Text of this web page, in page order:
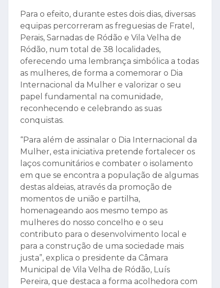
Para o efeito, durante estes dois dias, diversas
equipas percorreram as freguesias de Fratel,
Perais, Sarnadas de Ródão e Vila Velha de
Ródão, num total de 38 localidades,
oferecendo uma lembrança simbólica a todas
as mulheres, de forma a comemorar o Dia
Internacional da Mulher e valorizar o seu
papel fundamental na comunidade,
reconhecendo e celebrando as suas
conquistas.
“Para além de assinalar o Dia Internacional da
Mulher, esta iniciativa pretende fortalecer os
laços comunitários e combater o isolamento
em que se encontra a população de algumas
destas aldeias, através da promoção de
momentos de união e partilha,
homenageando aos mesmo tempo as
mulheres do nosso concelho e o seu
contributo para o desenvolvimento local e
para a construção de uma sociedade mais
justa”, explica o presidente da Câmara
Municipal de Vila Velha de Ródão, Luís
Pereira, que destaca a forma acolhedora com